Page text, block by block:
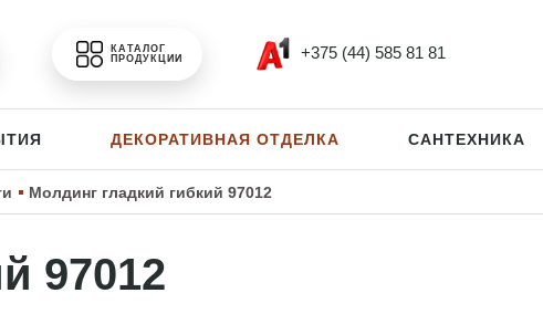
КАТАЛОГ
ПРОДУКЦИИ
+375 (44) 585 81 81
ДЕКОРАТИВНАЯ ОТДЕЛКА САНТЕХНИКА
Молдинг гладкий гибкий 97012
97012